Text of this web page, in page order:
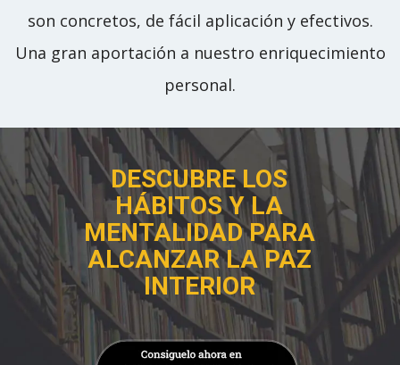
son concretos, de fácil aplicación y efectivos.
Una gran aportación a nuestro enriquecimiento
personal.
DESCUBRE LOS
HÁBITOS Y LA
MENTALIDAD PARA
ALCANZAR LA PAZ
INTERIOR